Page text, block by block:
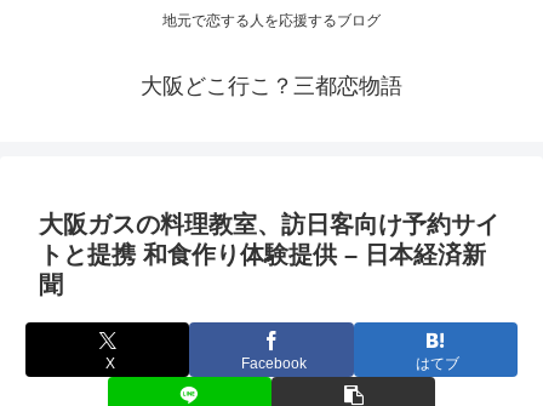
地元で恋する人を応援するブログ
大阪どこ行こ？三都恋物語
大阪ガスの料理教室、訪日客向け予約サイ
トと提携 和食作り体験提供 – 日本経済新
聞
X Facebook はてブ